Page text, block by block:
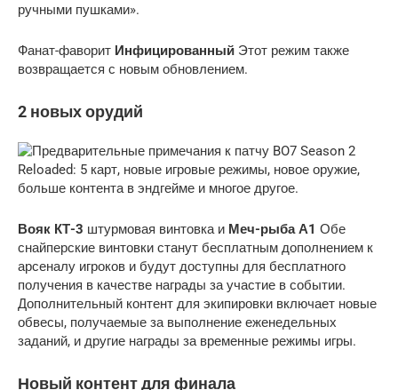
ручными пушками».
Фанат-фаворит Инфицированный Этот режим также
возвращается с новым обновлением.
2 новых орудий
Вояк КТ-3 штурмовая винтовка и Меч-рыба А1 Обе
снайперские винтовки станут бесплатным дополнением к
арсеналу игроков и будут доступны для бесплатного
получения в качестве награды за участие в событии.
Дополнительный контент для экипировки включает новые
обвесы, получаемые за выполнение еженедельных
заданий, и другие награды за временные режимы игры.
Новый контент для финала